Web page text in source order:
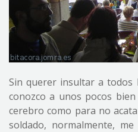
Sin querer insultar a
conozco a unos pocos
cerebro como para no
soldado, normalmente,